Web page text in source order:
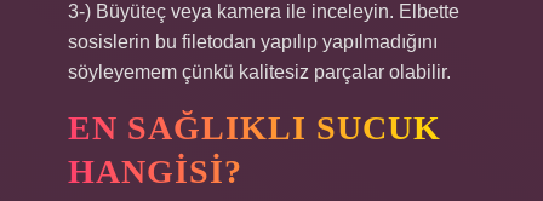
3-) Büyüteç veya kamera ile inceleyin. Elbette
sosislerin bu filetodan yapılıp yapılmadığını
söyleyemem çünkü kalitesiz parçalar olabilir.
EN SAĞLIKLI SUCUK
HANGISI?